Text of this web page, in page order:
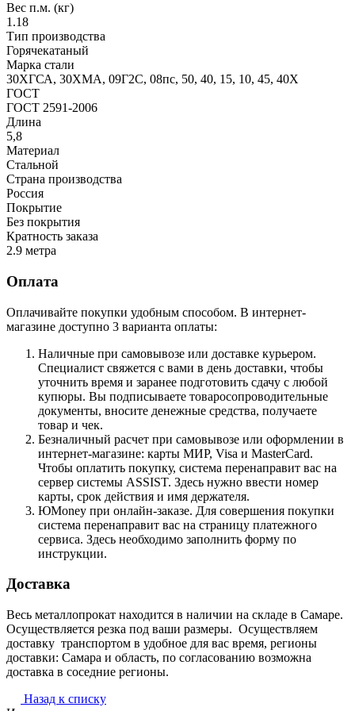
Вес п.м. (кг)
1.18
Тип производства
Горячекатаный
Марка стали
30ХГСА, 30ХМА, 09Г2С, 08пс, 50, 40, 15, 10, 45, 40Х
ГОСТ
ГОСТ 2591-2006
Длина
5,8
Материал
Стальной
Страна производства
Россия
Покрытие
Без покрытия
Кратность заказа
2.9 метра
Оплата
Оплачивайте покупки удобным способом. В интернет-
магазине доступно 3 варианта оплаты:
Наличные при самовывозе или доставке курьером.
Специалист свяжется с вами в день доставки, чтобы
уточнить время и заранее подготовить сдачу с любой
купюры. Вы подписываете товаросопроводительные
документы, вносите денежные средства, получаете
товар и чек.
Безналичный расчет при самовывозе или оформлении в
интернет-магазине: карты МИР, Visa и MasterCard.
Чтобы оплатить покупку, система перенаправит вас на
сервер системы ASSIST. Здесь нужно ввести номер
карты, срок действия и имя держателя.
ЮMoney при онлайн-заказе. Для совершения покупки
система перенаправит вас на страницу платежного
сервиса. Здесь необходимо заполнить форму по
инструкции.
Доставка
Весь металлопрокат находится в наличии на складе в Самаре.
Осуществляется резка под ваши размеры. Осуществляем
доставку транспортом в удобное для вас время, регионы
доставки: Самара и область, по согласованию возможна
доставка в соседние регионы.
Назад к списку